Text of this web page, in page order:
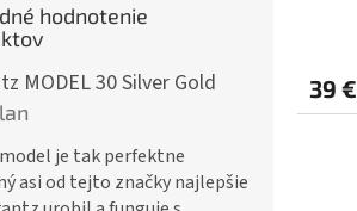
hodnotenie
MODEL 30 Silver Gold
produktu je 5 z 5 hviezdičiek.
je tak perfektne
asi od tejto značky najlepšie
39 €